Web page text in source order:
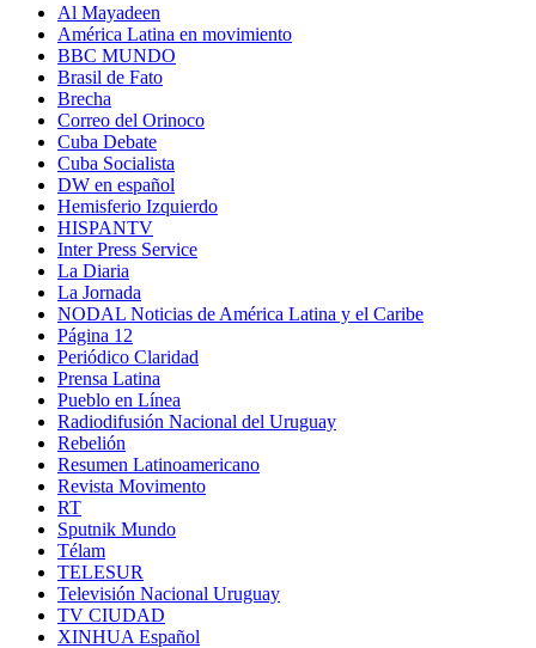
Al Mayadeen
América Latina en movimiento
BBC MUNDO
Brasil de Fato
Brecha
Correo del Orinoco
Cuba Debate
Cuba Socialista
DW en español
Hemisferio Izquierdo
HISPANTV
Inter Press Service
La Diaria
La Jornada
NODAL Noticias de América Latina y el Caribe
Página 12
Periódico Claridad
Prensa Latina
Pueblo en Línea
Radiodifusión Nacional del Uruguay
Rebelión
Resumen Latinoamericano
Revista Movimento
RT
Sputnik Mundo
Télam
TELESUR
Televisión Nacional Uruguay
TV CIUDAD
XINHUA Español